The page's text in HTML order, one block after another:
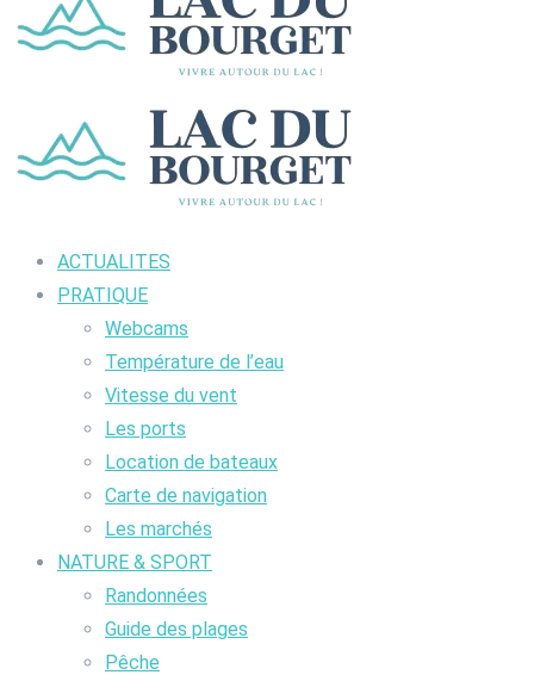
ACTUALITES
PRATIQUE
Webcams
Température de l’eau
Vitesse du vent
Les ports
Location de bateaux
Carte de navigation
Les marchés
NATURE & SPORT
Randonnées
Guide des plages
Pêche